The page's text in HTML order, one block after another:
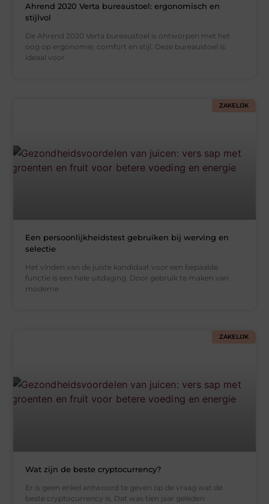
Ahrend 2020 Verta bureaustoel: ergonomisch en
stijlvol
De Ahrend 2020 Verta bureaustoel is ontworpen met het
oog op ergonomie, comfort en stijl. Deze bureaustoel is
ideaal voor
ZAKELIJK
Een persoonlijkheidstest gebruiken bij werving en
selectie
Het vinden van de juiste kandidaat voor een bepaalde
functie is een hele uitdaging. Door gebruik te maken van
moderne
ZAKELIJK
Wat zijn de beste cryptocurrency?
Er is geen enkel antwoord te geven op de vraag wat de
beste cryptocurrency is. Dat was tien jaar geleden